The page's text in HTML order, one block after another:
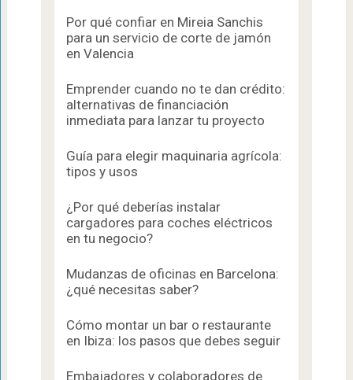
Por qué confiar en Mireia Sanchis
para un servicio de corte de jamón
en Valencia
Emprender cuando no te dan crédito:
alternativas de financiación
inmediata para lanzar tu proyecto
Guía para elegir maquinaria agrícola:
tipos y usos
¿Por qué deberías instalar
cargadores para coches eléctricos
en tu negocio?
Mudanzas de oficinas en Barcelona:
¿qué necesitas saber?
Cómo montar un bar o restaurante
en Ibiza: los pasos que debes seguir
Embajadores y colaboradores de